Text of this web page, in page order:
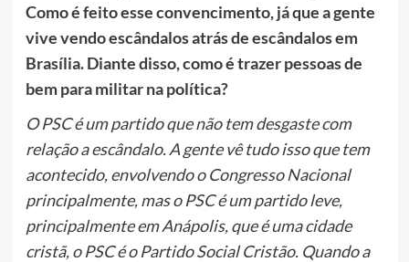
Como é feito esse convencimento, já que a gente
vive vendo escândalos atrás de escândalos em
Brasília. Diante disso, como é trazer pessoas de
bem para militar na política?
O PSC é um partido que não tem desgaste com
relação a escândalo. A gente vê tudo isso que tem
acontecido, envolvendo o Congresso Nacional
principalmente, mas o PSC é um partido leve,
principalmente em Anápolis, que é uma cidade
cristã, o PSC é o Partido Social Cristão. Quando a